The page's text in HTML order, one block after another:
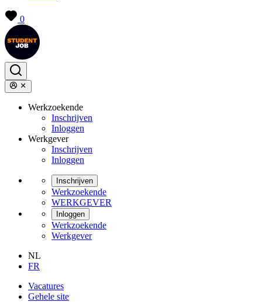
0
Werkzoekende
Inschrijven
Inloggen
Werkgever
Inschrijven
Inloggen
Inschrijven
Werkzoekende
WERKGEVER
Inloggen
Werkzoekende
Werkgever
NL
FR
Vacatures
Gehele site